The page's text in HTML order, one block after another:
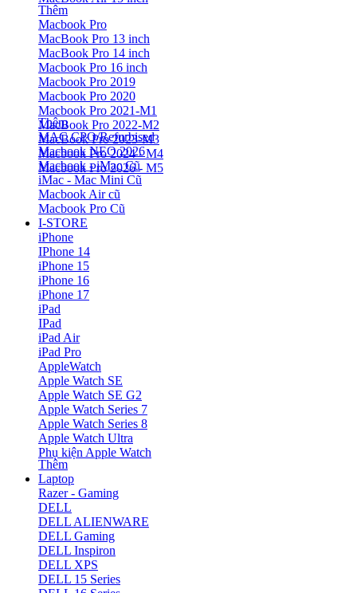
Thêm
Macbook Pro
MacBook Pro 13 inch
MacBook Pro 14 inch
Macbook Pro 16 inch
Macbook Pro 2019
Macbook Pro 2020
Macbook Pro 2021-M1
MacBook Pro 2022-M2
MacBook Pro 2023-M3
Macbook Pro 2024 - M4
Macbook Pro 2026 - M5
Thêm
MAC CPO/Refurbised
Macbook NEO 2026
Macbook - iMac Cũ
iMac - Mac Mini Cũ
Macbook Air cũ
Macbook Pro Cũ
I-STORE
iPhone
IPhone 14
iPhone 15
iPhone 16
iPhone 17
iPad
IPad
iPad Air
iPad Pro
AppleWatch
Apple Watch SE
Apple Watch SE G2
Apple Watch Series 7
Apple Watch Series 8
Apple Watch Ultra
Phụ kiện Apple Watch
Thêm
Laptop
Razer - Gaming
DELL
DELL ALIENWARE
DELL Gaming
DELL Inspiron
DELL XPS
DELL 15 Series